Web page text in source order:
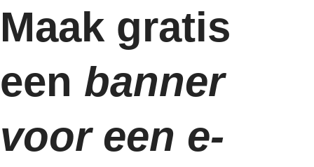
Maak gratis
een banner
voor een e-